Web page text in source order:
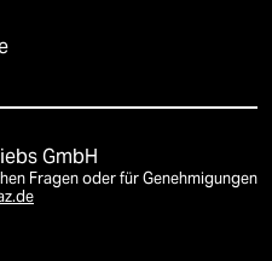
GmbH
Fragen oder für Genehmigungen